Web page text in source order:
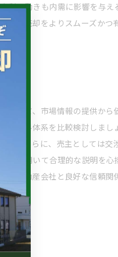
利の動きも内需に影響を与え
住宅売却をよりスムーズかつ
として、市場情報の提供から
手数料体系を比較検討しまし
す。さらに、売主としては交
書を用いて合理的な説明を心
。不動産会社と良好な信頼関